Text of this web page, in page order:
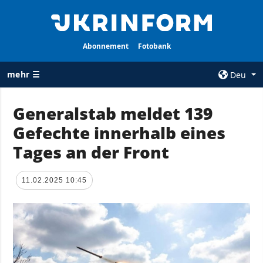
Abonnement Fotobank
mehr ☰
Deu
ALLE
Krieg
Wiederaufbau
Politik
Wirtschaft
Militär
AGENTUR
Über uns
Politik zur
Vertraulichkeit
und zum Schutz
personenbezogener
Daten
Generalstab meldet 139
Gefechte innerhalb eines
Tages an der Front
11.02.2025 10:45